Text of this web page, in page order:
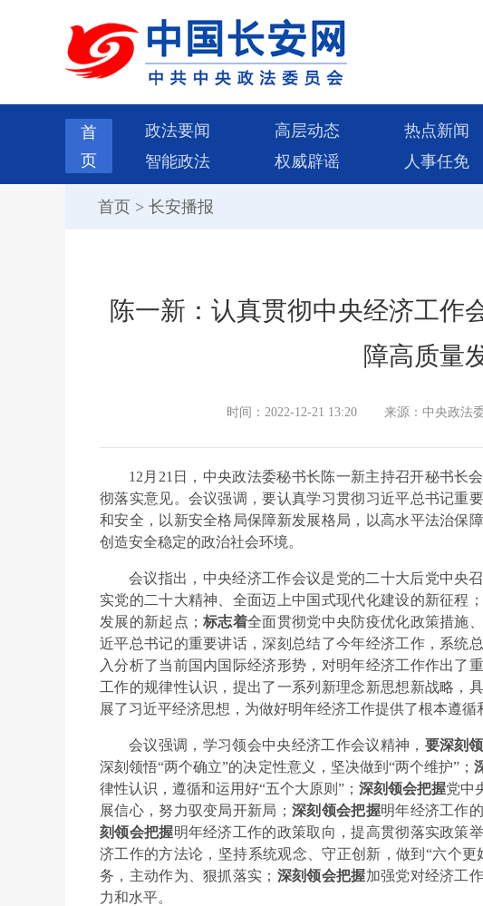
首
页
政法要闻 高层动态 热点新闻
智能政法
权威辟谣 人事任免
首页 > 长安播报
陈一新：认真贯彻中央经济工作
障高质量
时间：2022-12-21 13:20 来源：中央政法
12月21日，中央政法委秘书长陈一新主持召开秘书长
彻落实意见。会议强调，要认真学习贯彻习近平总书记重
和安全，以新安全格局保障新发展格局，以高水平法治保
创造安全稳定的政治社会环境。
会议指出，中央经济工作会议是党的二十大后党中央
实党的二十大精神、全面迈上中国式现代化建设的新征程；
发展的新起点； 标志着全面贯彻党中央防疫优化政策措施
近平总书记的重要讲话，深刻总结了今年经济工作，系统
入分析了当前国内国际经济形势，对明年经济工作作出了
工作的规律性认识，提出了一系列新理念新思想新战略，
展了习近平经济思想，为做好明年经济工作提供了根本遵循
会议强调，学习领会中央经济工作会议精神， 要深刻
深刻领悟“两个确立”的决定性意义，坚决做到“两个维护”；
律性认识，遵循和运用好“五个大原则”； 深刻领会把握党中
展信心，努力驭变局开新局； 深刻领会把握明年经济工作
刻领会把握明年经济工作的政策取向，提高贯彻落实政策
济工作的方法论，坚持系统观念、守正创新，做到“六个更
务，主动作为、狠抓落实； 深刻领会把握加强党对经济工
力和水平。